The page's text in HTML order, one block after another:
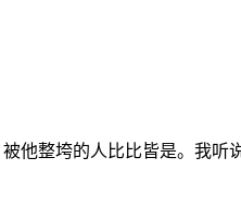
他整垮的人比比皆是。我